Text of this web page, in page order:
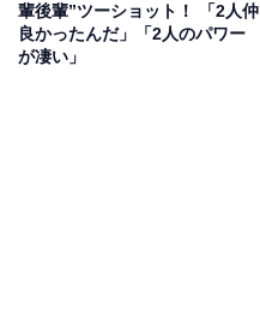
輩後輩”ツーショット！ 「2人仲
良かったんだ」「2人のパワー
が凄い」